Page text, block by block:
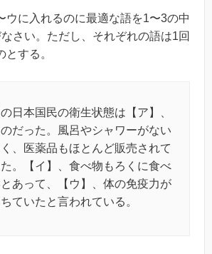
ウに入れるのに最適な語を1〜3の中
さい。ただし、それぞれの語は1回
とする。
日本国民の衛生状態は【ア】、
だった。風呂やシャワーがない
、医薬品もほとんど販売されて
。【イ】、食べ物もろくに食べ
あって、【ウ】、体の免疫力が
ていたと言われている。